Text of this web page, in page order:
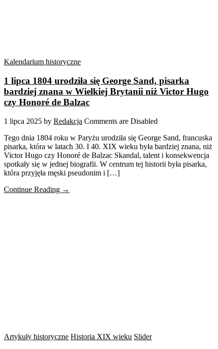
Kalendarium historyczne
1 lipca 1804 urodziła się George Sand, pisarka
bardziej znana w Wielkiej Brytanii niż Victor Hugo
czy Honoré de Balzac
1 lipca 2025 by Redakcja Comments are Disabled
Tego dnia 1804 roku w Paryżu urodziła się George Sand, francuska
pisarka, która w latach 30. I 40. XIX wieku była bardziej znana, niż
Victor Hugo czy Honoré de Balzac Skandal, talent i konsekwencja
spotkały się w jednej biografii. W centrum tej historii była pisarka,
która przyjęła męski pseudonim i […]
Continue Reading →
Artykuły historyczne Historia XIX wieku Slider